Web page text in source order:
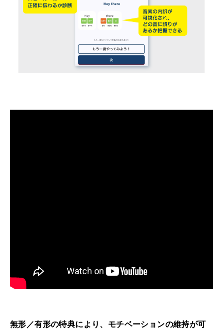
無形／有形の特典により、モチベーションの維持が可